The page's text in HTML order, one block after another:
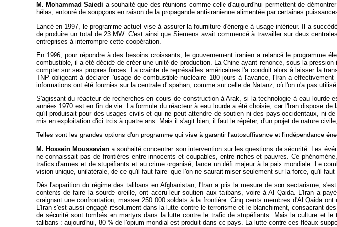
M. Mohammad Saiedi a souhaité que des réunions comme celle d'aujourd'hui permettent de
hélas, entouré de soupçons en raison de la propagande anti-iranienne alimentée par certaines
Lancé en 1997, le programme actuel vise à assurer la fourniture d'énergie à usage intérieur. Il a
de produire un total de 23 MW. C'est ainsi que Siemens avait commencé à travailler sur deux
entreprises à interrompre cette coopération.
En 1996, pour répondre à des besoins croissants, le gouvernement iranien a relancé le programme
combustible, il a été décidé de créer une unité de production. La Chine ayant renoncé, sous la
compter sur ses propres forces. La crainte de représailles américaines l'a conduit alors à laisser la
TNP obligeant à déclarer l'usage de combustible nucléaire 180 jours à l'avance, l'Iran a
informations ont été fournies sur la centrale d'Ispahan, comme sur celle de Natanz, où l'on n'a pas
S'agissant du réacteur de recherches en cours de construction à Arak, si la technologie à eau
années 1970 est en fin de vie. La formule du réacteur à eau lourde a été choisie, car l'Iran dispose
qu'il produisait pour des usages civils et qui ne peut attendre de soutien ni des pays occidentaux, ni
mis en exploitation d'ici trois à quatre ans. Mais il s'agit bien, il faut le répéter, d'un projet de nature
Telles sont les grandes options d'un programme qui vise à garantir l'autosuffisance et l'indépendance
M. Hossein Moussavian a souhaité concentrer son intervention sur les questions de sécurité. Les
ne connaissait pas de frontières entre innocents et coupables, entre riches et pauvres. Ce
trafics d'armes et de stupéfiants et au crime organisé, lance un défi majeur à la paix mondiale. Le
vision unique, unilatérale, de ce qu'il faut faire, que l'on ne saurait miser seulement sur la force, qu'il
Dès l'apparition du régime des talibans en Afghanistan, l'Iran a pris la mesure de son sectarisme,
contents de faire la sourde oreille, ont accru leur soutien aux talibans, voire à Al Qaida. L'Iran a
craignant une confrontation, masser 250 000 soldats à la frontière. Cinq cents membres d'Al Qaida
L'Iran s'est aussi engagé résolument dans la lutte contre le terrorisme et le blanchiment, consacrant
de sécurité sont tombés en martyrs dans la lutte contre le trafic de stupéfiants. Mais la culture et
talibans : aujourd'hui, 80 % de l'opium mondial est produit dans ce pays. La lutte contre ces fléaux